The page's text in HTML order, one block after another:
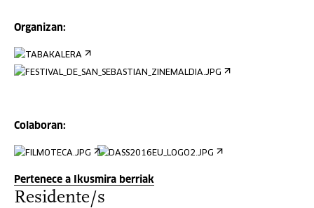
Organizan:
Colaboran:
Pertenece a Ikusmira berriak
Residente/s